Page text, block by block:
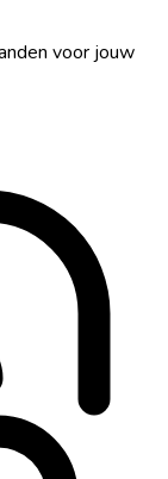
voor jouw